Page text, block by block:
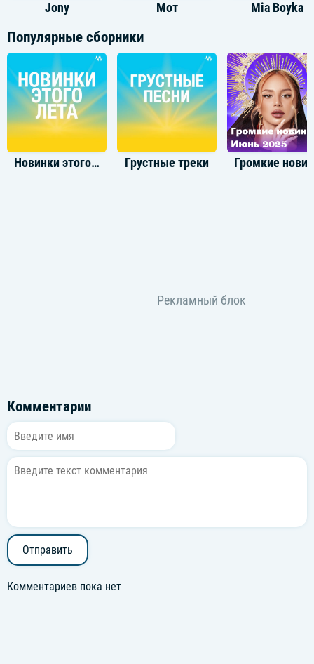
Jony Мот Mia Boyka
Популярные сборники
Новинки этого лета Грустные треки
Комментарии
Отправить
Комментариев пока нет